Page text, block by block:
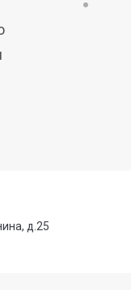
д.25